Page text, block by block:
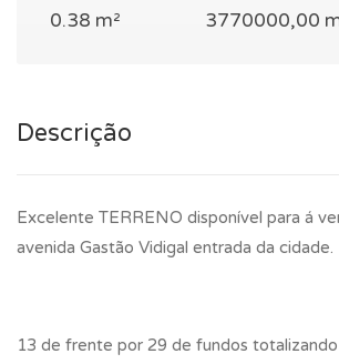
0.38 m²
3770000,00
Descrição
Excelente TERRENO disponível para á
avenida Gastão Vidigal entrada da cidade.
13 de frente por 29 de fundos